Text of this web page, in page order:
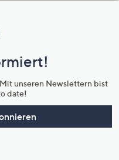
unseren Newslettern bist
date!